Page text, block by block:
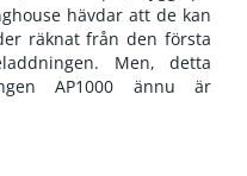
hävdar att de kan
räknat från den första
Men, detta
AP1000 ännu är